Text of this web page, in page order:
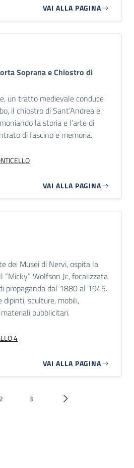
VAI ALLA PAGINA
Soprana e Chiostro di
un tratto medievale conduce
il chiostro di Sant’Andrea e
la storia e l’arte di
di fascino e memoria.
VAI ALLA PAGINA
dei Musei di Nervi, ospita la
Wolfson Jr., focalizzata
propaganda dal 1880 al 1945.
dipinti, sculture, mobili,
pubblicitari.
4
VAI ALLA PAGINA
Pagina
2 Pagina
3 Pagina successiva